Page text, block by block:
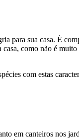
para sua casa. É
como não é
com estas
em canteiros nos